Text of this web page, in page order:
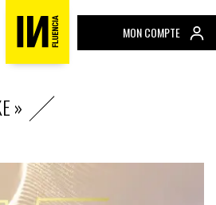
MON COMPTE
»